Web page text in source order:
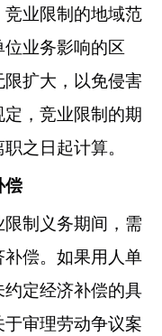
业限制的地域范
业务影响的区
扩大，以免侵害
，竞业限制的期
之日起计算。
偿
制义务期间，需
偿。如果用人单
定经济补偿的具
审理劳动争议案